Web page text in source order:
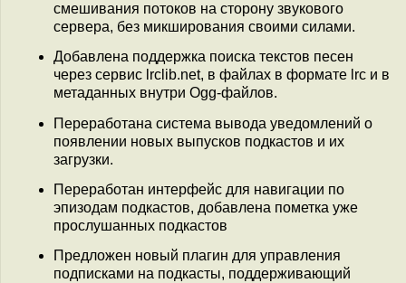
смешивания потоков на сторону звукового
сервера, без микширования своими силами.
Добавлена поддержка поиска текстов песен
через сервис lrclib.net, в файлах в формате lrc и в
метаданных внутри Ogg-файлов.
Переработана система вывода уведомлений о
появлении новых выпусков подкастов и их
загрузки.
Переработан интерфейс для навигации по
эпизодам подкастов, добавлена пометка уже
прослушанных подкастов
Предложен новый плагин для управления
подписками на подкасты, поддерживающий